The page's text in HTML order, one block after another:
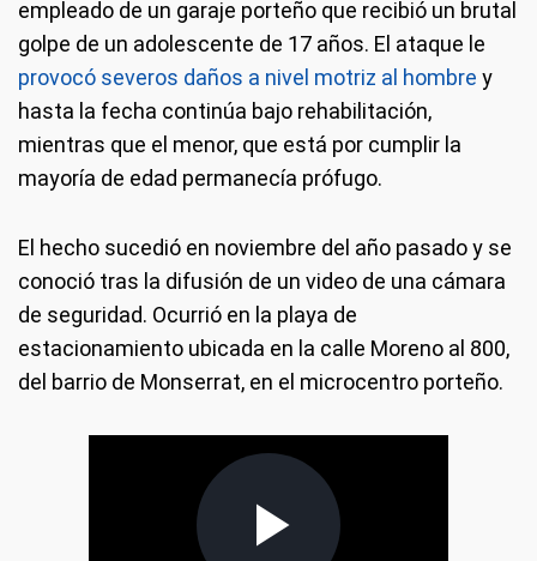
empleado de un garaje porteño que recibió un brutal
golpe de un adolescente de 17 años. El ataque le
provocó severos daños a nivel motriz al hombre y
hasta la fecha continúa bajo rehabilitación,
mientras que el menor, que está por cumplir la
mayoría de edad permanecía prófugo.
El hecho sucedió en noviembre del año pasado y se
conoció tras la difusión de un video de una cámara
de seguridad. Ocurrió en la playa de
estacionamiento ubicada en la calle Moreno al 800,
del barrio de Monserrat, en el microcentro porteño.